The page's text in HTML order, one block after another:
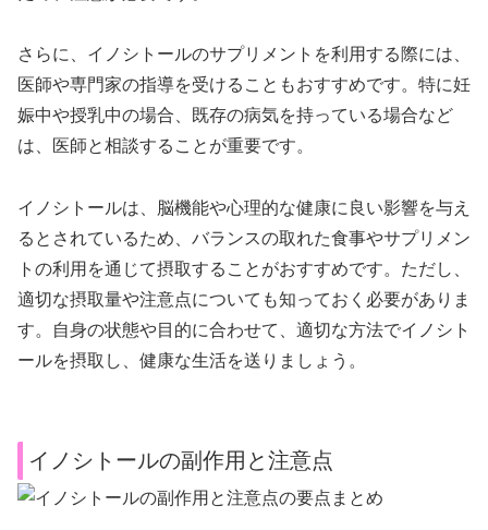
さらに、イノシトールのサプリメントを利用する際には、
医師や専門家の指導を受けることもおすすめです。特に妊
娠中や授乳中の場合、既存の病気を持っている場合など
は、医師と相談することが重要です。
イノシトールは、脳機能や心理的な健康に良い影響を与え
るとされているため、バランスの取れた食事やサプリメン
トの利用を通じて摂取することがおすすめです。ただし、
適切な摂取量や注意点についても知っておく必要がありま
す。自身の状態や目的に合わせて、適切な方法でイノシト
ールを摂取し、健康な生活を送りましょう。
イノシトールの副作用と注意点